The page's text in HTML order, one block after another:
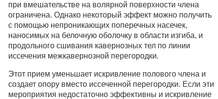
при вмешательстве на волярной поверхности члена
ограничена. Однако некоторый эффект можно получить
с помощью непроникающих поперечных насечек,
наносимых на белочную оболочку в области изгиба, и
продольного сшивания кавернозных тел по линии
иссечения межкавернозной перегородки.
Этот прием уменьшает искривление полового члена и
создает опору вместо иссеченной перегородки. Если эти
мероприятия недостаточно эффективны и искривление